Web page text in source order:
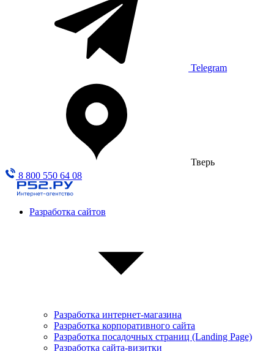
Telegram
Тверь
8 800 550 64 08
Разработка сайтов
Разработка интернет-магазина
Разработка корпоративного сайта
Разработка посадочных страниц (Landing Page)
Разработка сайта-визитки